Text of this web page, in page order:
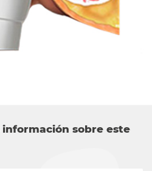
información sobre este